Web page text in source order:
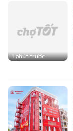
1 phút trước